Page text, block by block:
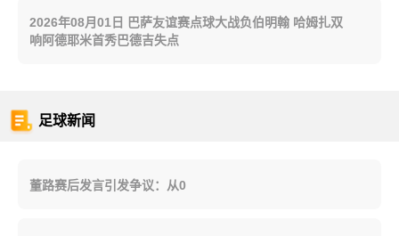
2026年08月01日 巴萨友谊赛点球大战负伯明翰 哈姆扎双
响阿德耶米首秀巴德吉失点
足球新闻
董路赛后发言引发争议：从0